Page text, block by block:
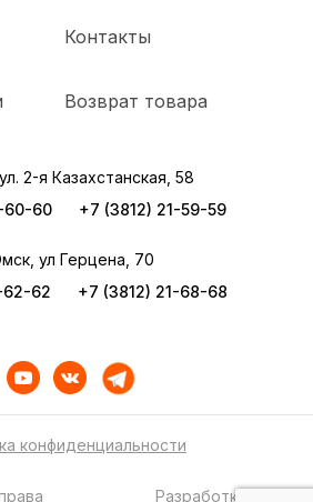
Контакты
Возврат товара
2-я Казахстанская, 58
60-60
+7 (3812) 21-59-59
ул Герцена, 70
62-62
+7 (3812) 21-68-68
конфиденциальности
Разработка сайта